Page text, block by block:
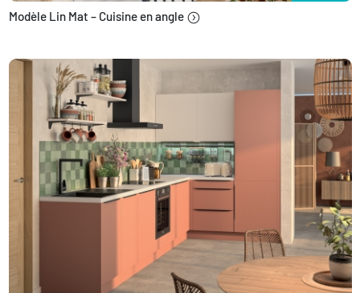
Modèle Lin Mat – Cuisine en angle